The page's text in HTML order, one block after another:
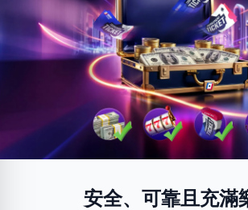
安全、可靠且充滿